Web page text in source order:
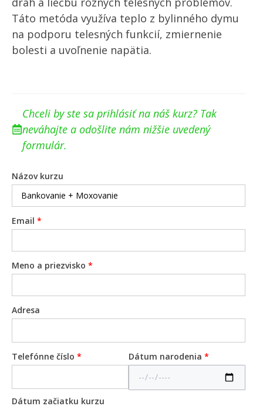
Táto metóda využíva teplo z bylinného dymu
na podporu telesných funkcií, zmiernenie
bolesti a uvoľnenie napätia.
Chceli by ste sa prihlásiť na náš kurz? Tak
neváhajte a odošlite nám nižšie uvedený
formulár.
Názov kurzu
Email *
Meno a priezvisko *
Adresa
Telefónne číslo * Dátum narodenia *
Dátum začiatku kurzu